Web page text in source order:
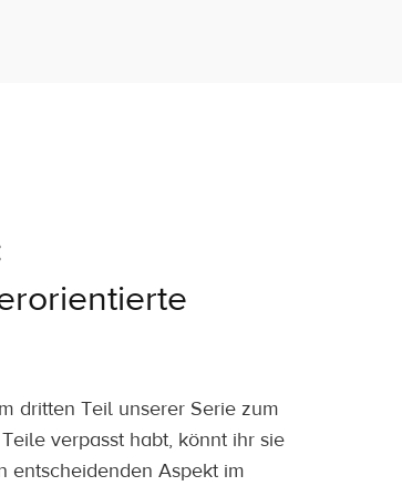
dritten Teil unserer Serie zum
verpasst habt, könnt ihr sie
entscheidenden Aspekt im